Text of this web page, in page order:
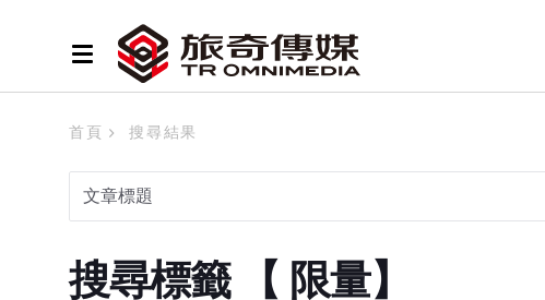
首頁 搜尋結果
搜尋標籤 【 限量】